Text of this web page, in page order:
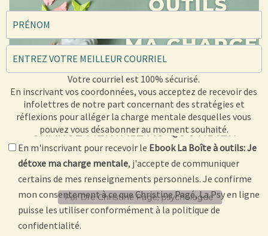
Votre courriel est 100% sécurisé.
En inscrivant vos coordonnées, vous acceptez de recevoir des
infolettres de notre part concernant des stratégies et
réflexions pour alléger la charge mentale desquelles vous
pouvez vous désabonner au moment souhaité.
En m'inscrivant pour recevoir le Ebook La Boîte à outils: Je
détoxe ma charge mentale, j'accepte de communiquer
certains de mes renseignements personnels. Je confirme
mon consentement à ce que Christine Pagé, La Psy en ligne
puisse les utiliser conformément à la politique de
confidentialité.